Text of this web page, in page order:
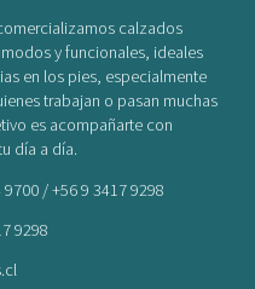
calzados
y funcionales, ideales
en los pies, especialmente
trabajan o pasan muchas
es acompañarte con
día a día.
9700 / +56 9 3417 9298
9298